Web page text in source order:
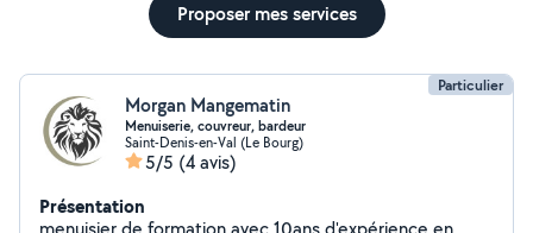
Proposer mes services
Particulier
Morgan Mangematin
Menuiserie, couvreur, bardeur
Saint-Denis-en-Val (Le Bourg)
5/5 (4 avis)
Présentation